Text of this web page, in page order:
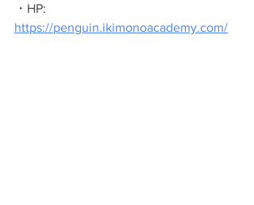
・HP:
https://penguin.ikimonoacademy.com/